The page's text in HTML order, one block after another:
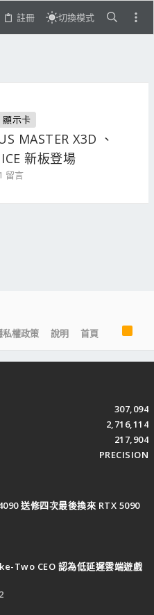
註冊 切換模式
顯示卡
MASTER X3D 、
新板登場
1 留言
私權政策 說明 首頁
R
S
S
307,094
2,716,114
217,904
PRECISION
送修四次最後換來 RTX 5090
Two CEO 認為低延遲雲端遊戲